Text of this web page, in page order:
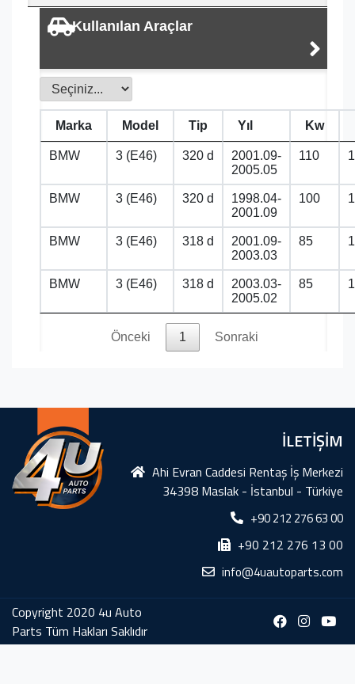
Kullanılan Araçlar
Marka Model Tip Yıl Kw
BMW 3 (E46) 320 d
2001.09-
2005.05
110
BMW 3 (E46) 320 d
1998.04-
2001.09
100
BMW 3 (E46) 318 d
2001.09-
2003.03
85
BMW 3 (E46) 318 d
2003.03-
2005.02
85
Önceki 1 Sonraki
İLETİŞİM
Ahi Evran Caddesi Rentaş İş Merkezi
34398 Maslak - İstanbul - Türkiye
+90 212 276 63 00
+90 212 276 13 00
info@4uautoparts.com
Copyright 2020 4u Auto
Parts Tüm Hakları Saklıdır